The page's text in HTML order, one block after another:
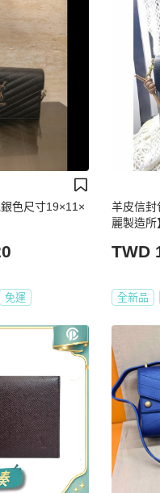
色尺寸19×11×
免運
羊皮信封
麗製造所
TWD
全新品